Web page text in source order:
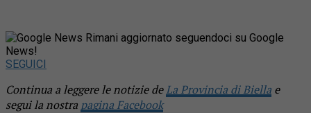
Rimani aggiornato seguendoci su Google
News!
SEGUICI
Continua a leggere le notizie deLa Provincia di Biella e
segui la nostra pagina Facebook